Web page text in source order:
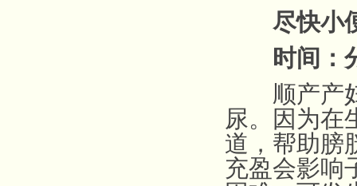
尽快小
时间：分
顺产产妇
尿。因为在
道，帮助膀
充盈会影响